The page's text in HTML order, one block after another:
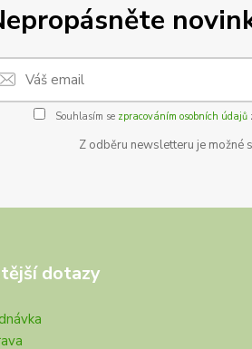
Souhlasím se zpracováním osobních údajů
Z odběru newsletteru je možné
dotazy